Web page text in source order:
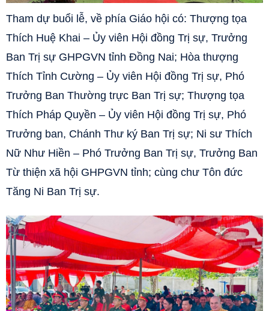
Tham dự buổi lễ, về phía Giáo hội có: Thượng tọa
Thích Huệ Khai – Ủy viên Hội đồng Trị sự, Trưởng
Ban Trị sự GHPGVN tỉnh Đồng Nai; Hòa thượng
Thích Tỉnh Cường – Ủy viên Hội đồng Trị sự, Phó
Trưởng Ban Thường trực Ban Trị sự; Thượng tọa
Thích Pháp Quyền – Ủy viên Hội đồng Trị sự, Phó
Trưởng ban, Chánh Thư ký Ban Trị sự; Ni sư Thích
Nữ Như Hiền – Phó Trưởng Ban Trị sự, Trưởng Ban
Từ thiện xã hội GHPGVN tỉnh; cùng chư Tôn đức
Tăng Ni Ban Trị sự.